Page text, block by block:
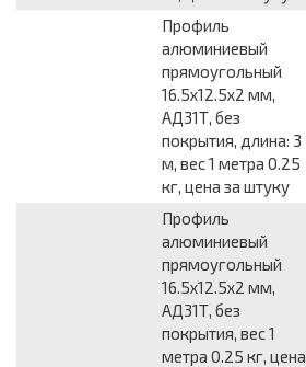
Профиль
алюминиевый
прямоугольный
16.5x12.5x2 мм,
АД31Т, без
покрытия, длина: 3
м, вес 1 метра 0.25
кг, цена за штуку
Профиль
алюминиевый
прямоугольный
16.5x12.5x2 мм,
АД31Т, без
покрытия, вес 1
метра 0.25 кг, цена